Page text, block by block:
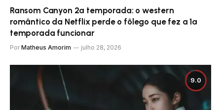
Ransom Canyon 2ª temporada: o western
romântico da Netflix perde o fôlego que fez a 1ª
temporada funcionar
Por Matheus Amorim julho 28, 2026
9.0